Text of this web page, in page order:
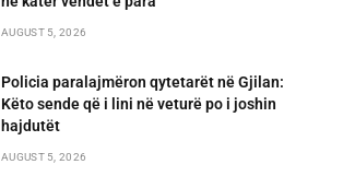
AUGUST 5, 2026
Policia paralajmëron qytetarët në Gjilan:
Këto sende që i lini në veturë po i joshin
hajdutët
AUGUST 5, 2026